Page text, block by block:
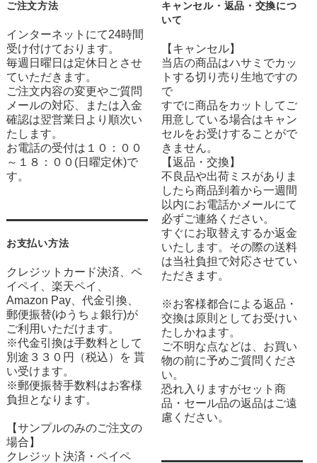
ご注文方法
インターネットにて24時間
受け付けております。
毎週日曜日は定休日とさせ
ていただきます。
ご注文内容の変更やご質問
メールの対応、または入金
確認は翌営業日より順次い
たします。
お電話の受付は１０：００
～１８：００(日曜定休)で
す。
お支払い方法
クレジットカード決済、ペ
イペイ、楽天ペイ、
Amazon Pay、代金引換、
郵便振替(ゆうちょ銀行)が
ご利用いただけます。
※代金引換は手数料として
別途３３０円（税込）を 貰
い受けます。
※郵便振替手数料はお客様
負担となります。
【サンプルのみのご注文の
場合】
クレジット決済・ペイペ
キャンセル・返品・交換につ
いて
【キャンセル】
当店の商品はハサミでカッ
トする切り売り生地ですの
で
すでに商品をカットしてご
用意している場合はキャン
セルをお受けすることがで
きません。
【返品・交換】
不良品や出荷ミスがありま
したら商品到着から一週間
以内にお電話かメールにて
必ずご連絡ください。
すぐにお取替えするか返金
いたします。その際の送料
は当社負担で対応させてい
ただきます。
※お客様都合による返品・
交換は原則としてお受けい
たしかねます。
ご不明な点などは、お買い
物の前に予めご質問くださ
い。
恐れ入りますがセット商
品・セール品の返品はご遠
慮ください。